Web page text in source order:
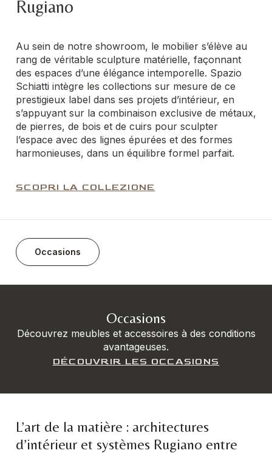
Rugiano
Au sein de notre showroom, le mobilier s’élève au
rang de véritable sculpture matérielle, façonnant
des espaces d’une élégance intemporelle. Spazio
Schiatti intègre les collections sur mesure de ce
prestigieux label dans ses projets d’intérieur, en
s’appuyant sur la combinaison exclusive de métaux,
de pierres, de bois et de cuirs pour sculpter
l’espace avec des lignes épurées et des formes
harmonieuses, dans un équilibre formel parfait.
SCOPRI LA COLLEZIONE
Occasions
Occasions
Découvrez meubles et accessoires à des conditions
avantageuses.
DÉCOUVRIR LES OCCASIONS
L’art de la matière : architectures
d’intérieur et systèmes Rugiano entre